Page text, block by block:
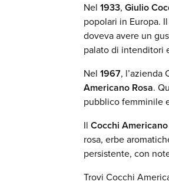
Nel 1933, Giulio
popolari in Europa.
doveva avere un
palato di intenditori
Nel 1967, l’azienda
Americano Rosa.
pubblico femminile
Il Cocchi
rosa, erbe
persistente, con
Trovi Cocchi